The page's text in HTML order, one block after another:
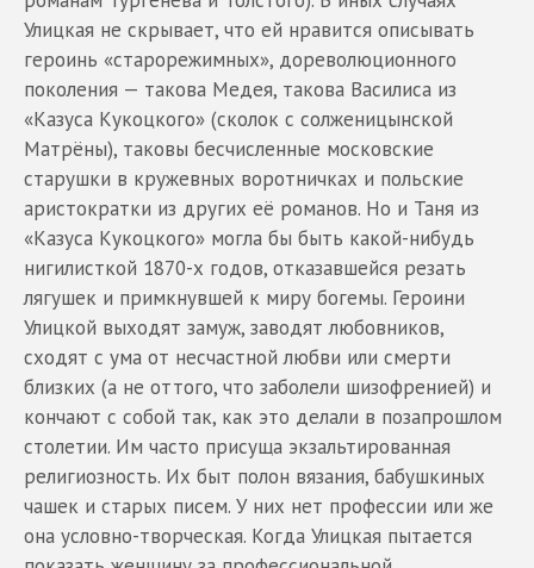
Улицкая не скрывает, что ей нравится описывать
героинь «старорежимных», дореволюционного
поколения — такова Медея, такова Василиса из
«Казуса Кукоцкого» (сколок с солженицынской
Матрёны), таковы бесчисленные московские
старушки в кружевных воротничках и польские
аристократки из других её романов. Но и Таня из
«Казуса Кукоцкого» могла бы быть какой-нибудь
нигилисткой 1870-х годов, отказавшейся резать
лягушек и примкнувшей к миру богемы. Героини
Улицкой выходят замуж, заводят любовников,
сходят с ума от несчастной любви или смерти
близких (а не оттого, что заболели шизофренией) и
кончают с собой так, как это делали в позапрошлом
столетии. Им часто присуща экзальтированная
религиозность. Их быт полон вязания, бабушкиных
чашек и старых писем. У них нет профессии или же
она условно-творческая. Когда Улицкая пытается